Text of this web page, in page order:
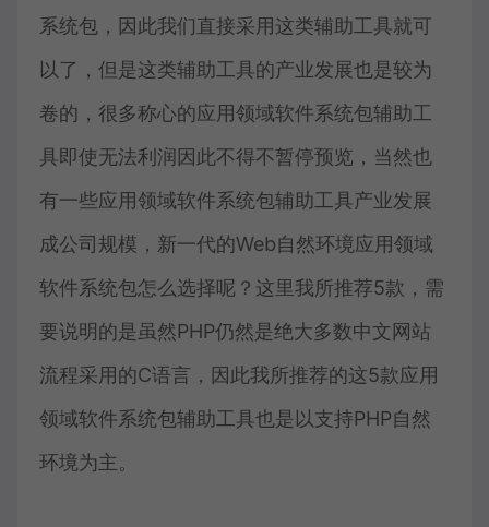
系统包，因此我们直接采用这类辅助工具就可
以了，但是这类辅助工具的产业发展也是较为
卷的，很多称心的应用领域软件系统包辅助工
具即使无法利润因此不得不暂停预览，当然也
有一些应用领域软件系统包辅助工具产业发展
成公司规模，新一代的Web自然环境应用领域
软件系统包怎么选择呢？这里我所推荐5款，需
要说明的是虽然PHP仍然是绝大多数中文网站
流程采用的C语言，因此我所推荐的这5款应用
领域软件系统包辅助工具也是以支持PHP自然
环境为主。